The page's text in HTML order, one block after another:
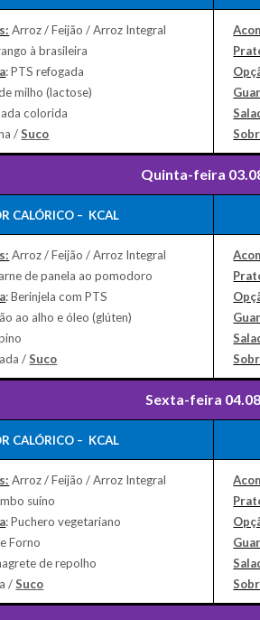
Arroz / Feijão / Arroz Integral
à brasileira
: PTS refogada
milho (lactose)
colorida
/Suco
Quinta-feira
CALÓRICO – KCAL
Arroz / Feijão / Arroz Integral
de panela ao pomodoro
: Berinjela com PTS
ao alho e óleo (glúten)
/Suco
Sexta-feira
CALÓRICO – KCAL
Arroz / Feijão / Arroz Integral
suíno
: Puchero vegetariano
Forno
de repolho
/Suco